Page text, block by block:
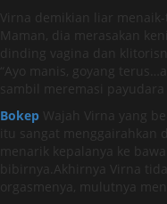
Virna demikian liar
Maman, dia merasakan
dinding vagina dan
“Ayo manis, goyang
sambil meremasi payudara
Bokep Wajah Virna yang
itu sangat menggairahkan
menarik kepalanya ke
bibirnya.Akhirnya Virna
orgasmenya, mulutnya